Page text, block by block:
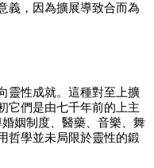
義，因為擴展導致合而為
靈性成就。這種對至上擴
它們是由七千年前的上主
姻制度、醫藥、音樂、舞
哲學並未局限於靈性的鍛